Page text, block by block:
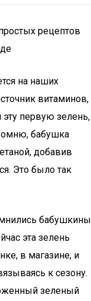
рецептов
на наших
витаминов,
первую зелень,
бабушка
добавив
Это было так
бабушкины
эта зелень
в магазине, и
к сезону.
зеленый